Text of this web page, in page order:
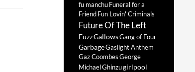
fu manchuFuneral for a
FriendFun Lovin' Criminals
Future Of The Left
FuzzGallowsGang of Four
GarbageGaslight Anthem
Gaz CoombesGeorge
MichaelGhinzugirlpool